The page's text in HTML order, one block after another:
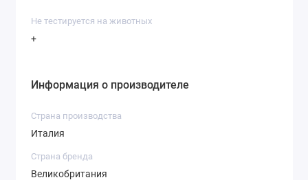
Не тестируется на животных
+
Информация о производителе
Страна производства
Италия
Страна бренда
Великобритания